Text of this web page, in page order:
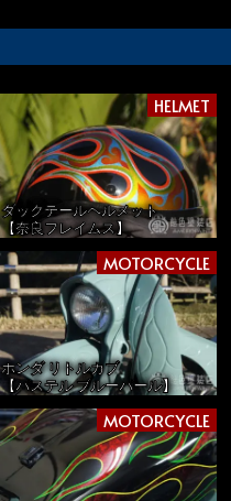
HELMET
ダックテールヘルメット
【奈良フレイムス】
MOTORCYCLE
ホンダ リトルカブ
【パステル ブルーパール】
MOTORCYCLE